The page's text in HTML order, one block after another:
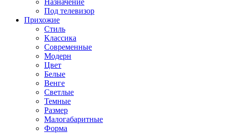
Назначение
Под телевизор
Прихожие
Стиль
Классика
Современные
Модерн
Цвет
Белые
Венге
Светлые
Темные
Размер
Малогабаритные
Форма